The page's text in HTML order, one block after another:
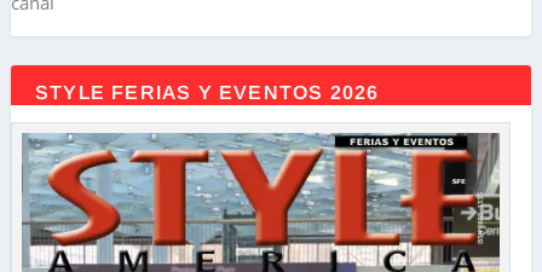
STYLE FERIAS Y EVENTOS 2026